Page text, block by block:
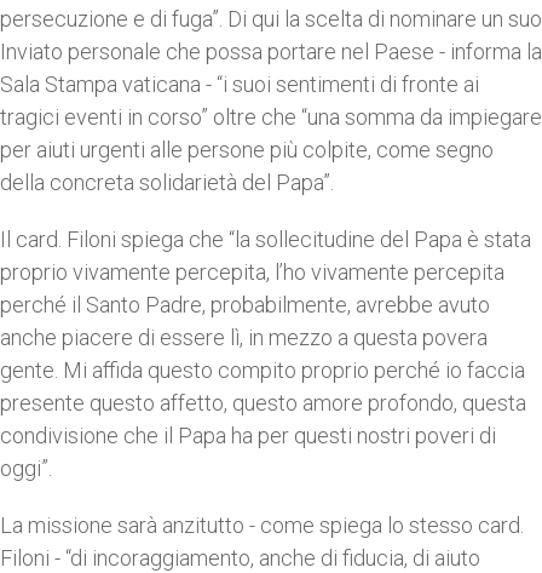
persecuzione e di fuga”. Di qui la scelta di nominare un suo
Inviato personale che possa portare nel Paese - informa la
Sala Stampa vaticana - “i suoi sentimenti di fronte ai
tragici eventi in corso” oltre che “una somma da impiegare
per aiuti urgenti alle persone più colpite, come segno
della concreta solidarietà del Papa”.
Il card. Filoni spiega che “la sollecitudine del Papa è stata
proprio vivamente percepita, l’ho vivamente percepita
perché il Santo Padre, probabilmente, avrebbe avuto
anche piacere di essere lì, in mezzo a questa povera
gente. Mi affida questo compito proprio perché io faccia
presente questo affetto, questo amore profondo, questa
condivisione che il Papa ha per questi nostri poveri di
oggi”.
La missione sarà anzitutto - come spiega lo stesso card.
Filoni - “di incoraggiamento, anche di fiducia, di aiuto